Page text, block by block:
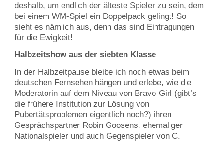
deshalb, um endlich der älteste Spieler zu sein, dem
bei einem WM-Spiel ein Doppelpack gelingt! So
sieht es nämlich aus, denn das sind Eintragungen
für die Ewigkeit!
Halbzeitshow aus der siebten Klasse
In der Halbzeitpause bleibe ich noch etwas beim
deutschen Fernsehen hängen und erlebe, wie die
Moderatorin auf dem Niveau von Bravo-Girl (gibt’s
die frühere Institution zur Lösung von
Pubertätsproblemen eigentlich noch?) ihren
Gesprächspartner Robin Goosens, ehemaliger
Nationalspieler und auch Gegenspieler von C.